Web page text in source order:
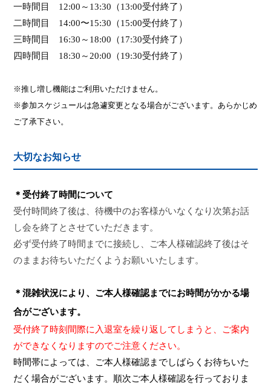
一時間目 12:00 ～ 13:30 （13:00受付終了）
二時間目 14:00〜15:30 （15:00受付終了）
三時間目 16:30 ～ 18:00 （17:30受付終了）
四時間目 18:30 ～ 20:00 （19:30受付終了）
※推し増し機能はご利用いただけません。
※参加スケジュールは急遽変更となる場合がございます。あらかじめ
ご了承下さい。
大切なお知らせ
＊受付終了時間について
受付時間終了後は、待機中のお客様がいなくなり次第お話
し会を終了とさせていただきます。
必ず受付終了時間までに接続し、ご本人様確認終了後はそ
のままお待ちいただくようお願いいたします。
＊混雑状況により、ご本人様確認までにお時間がかかる場
合がございます。
受付終了時刻間際に入退室を繰り返してしまうと、ご案内
ができなくなりますのでご注意ください。
時間帯によっては、ご本人様確認までしばらくお待ちいた
だく場合がございます。順次ご本人様確認を行っておりま